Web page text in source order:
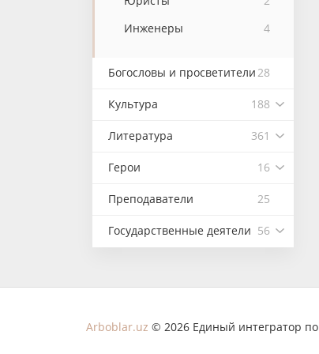
Инженеры
4
Богословы и просветители28
Культура 188
Литература 361
Герои 16
Преподаватели 25
Государственные деятели 56
Arboblar.uz © 2026 Единый интегратор